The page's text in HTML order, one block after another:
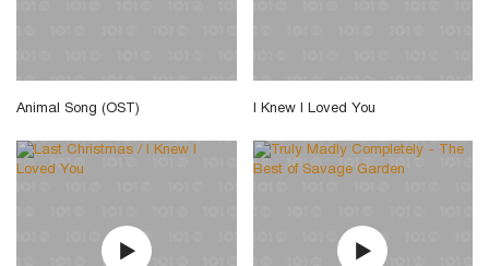
Animal Song (OST) I Knew I Loved You